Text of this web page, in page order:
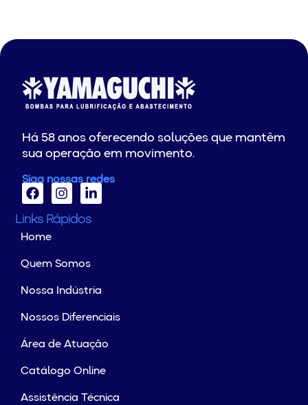
Há 58 anos oferecendo soluções que mantêm
sua operação em movimento.
Siga nossas redes
Links Rápidos
Home
Quem Somos
Nossa Indústria
Nossos Diferenciais
Área de Atuação
Catálogo Online
Assistência Técnica